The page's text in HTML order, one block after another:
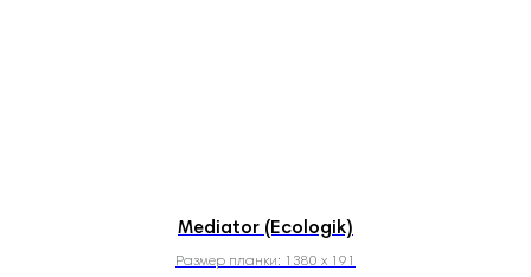
Mediator (Ecologik)
Размер планки: 1380 х 191